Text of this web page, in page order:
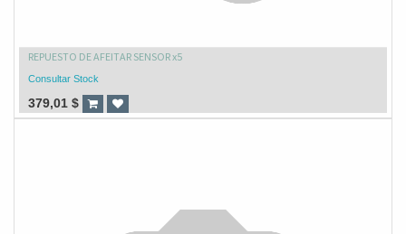
REPUESTO DE AFEITAR SENSOR x5
Consultar Stock
379,01 $